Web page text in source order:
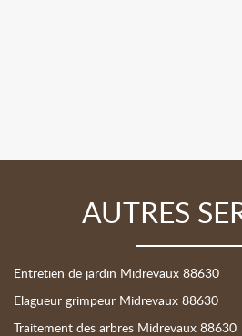
AUTRES
Entretien de jardin Midrevaux 88630
Elagueur grimpeur Midrevaux 88630
Traitement des arbres Midrevaux 88630